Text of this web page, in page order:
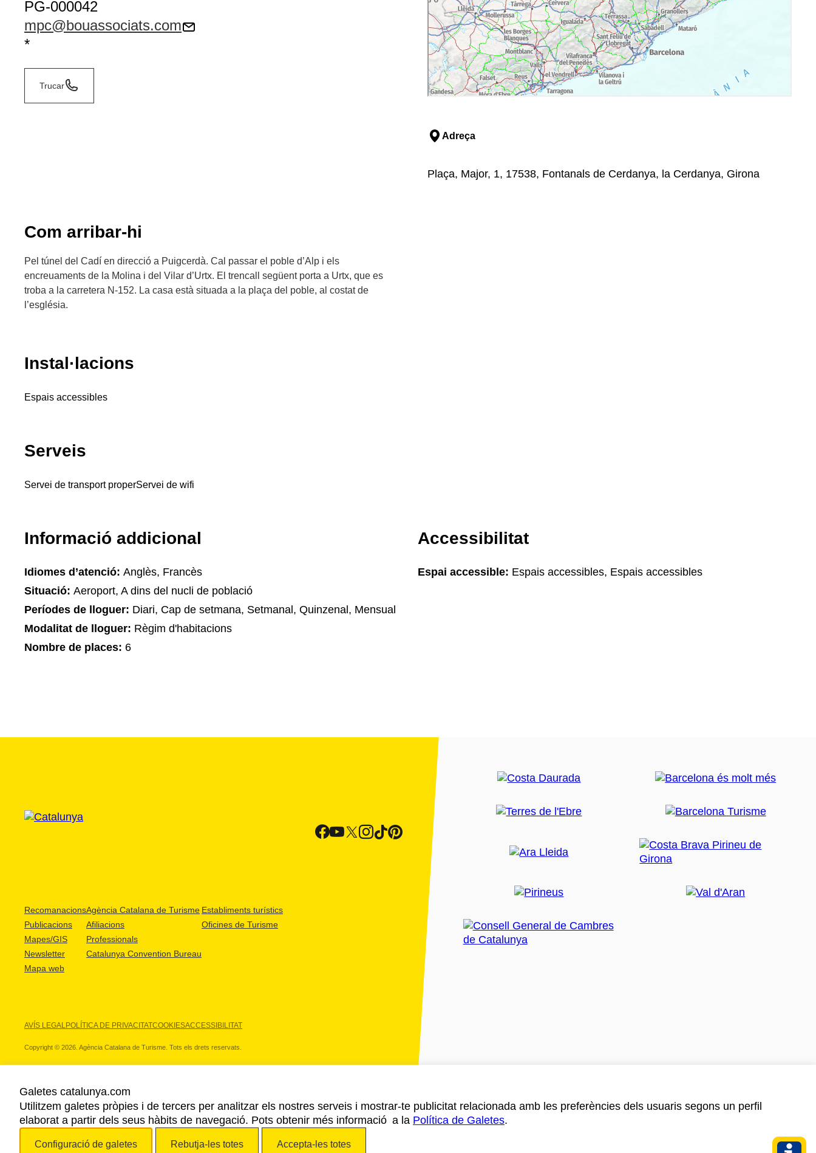
PG-000042
mpc@bouassociats.com
*
Trucar
Adreça
Plaça, Major, 1, 17538, Fontanals de Cerdanya, la Cerdanya, Girona
Com arribar-hi
Pel túnel del Cadí en direcció a Puigcerdà. Cal passar el poble d’Alp i els
encreuaments de la Molina i del Vilar d’Urtx. El trencall següent porta a Urtx, que es
troba a la carretera N-152. La casa està situada a la plaça del poble, al costat de
l’església.
Instal·lacions
Espais accessibles
Serveis
Servei de transport properServei de wifi
Informació addicional
Idiomes d’atenció: Anglès, Francès
Situació: Aeroport, A dins del nucli de població
Períodes de lloguer: Diari, Cap de setmana, Setmanal, Quinzenal, Mensual
Modalitat de lloguer: Règim d'habitacions
Nombre de places: 6
Accessibilitat
Espai accessible: Espais accessibles, Espais accessibles
Recomanacions
Publicacions
Mapes/GIS
Newsletter
Mapa web
Agència Catalana de Turisme
Afiliacions
Professionals
Catalunya Convention Bureau
Establiments turístics
Oficines de Turisme
AVÍS LEGALPOLÍTICA DE PRIVACITATCOOKIESACCESSIBILITAT
Copyright © 2026. Agència Catalana de Turisme. Tots els drets reservats.
ELS NOSTRES PARTNERS
Galetes catalunya.com
Utilitzem galetes pròpies i de tercers per analitzar els nostres serveis i mostrar-te publicitat relacionada amb les preferències dels usuaris segons un perfil
elaborat a partir dels seus hàbits de navegació. Pots obtenir més informació a la Política de Galetes.
Configuració de galetes Rebutja-les totes Accepta-les totes